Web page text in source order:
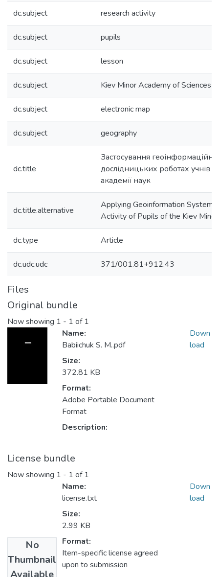
dc.subject research activity
dc.subject pupils
dc.subject lesson
dc.subject Kiev Minor Academy of Sciences
dc.subject electronic map
dc.subject geography
dc.title
Застосування
дослідницьких роботах учнів
академії наук
dc.title.alternative
Applying Geoinformation Systems
Activity of Pupils of the Kiev
dc.type Article
dc.udc.udc 371/001.81+912.43
Files
Original bundle
Now showing 1 - 1 of 1
Name:
Babiichuk S. M..pdf
Size:
372.81 KB
Format:
Adobe Portable Document
Format
Description:
Down
load
License bundle
Now showing 1 - 1 of 1
No
Thumbnail
Name:
license.txt
Size:
2.99 KB
Format:
Item-specific license agreed
upon to submission
Down
load